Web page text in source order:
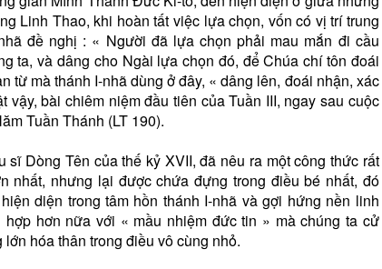
Linh Thao, khi hoàn tất việc lựa chọn, vốn có vị trí trung
đề nghị : « Người đã lựa chọn phải mau mắn đi cầu
ta, và dâng cho Ngài lựa chọn đó, để Chúa chí tôn đoái
từ mà thánh I-nhã dùng ở đây, « dâng lên, đoái nhận, xác
bài chiêm niệm đầu tiên của Tuần III, ngay sau cuộc
Tuần Thánh (LT 190).
sĩ Dòng Tên của thế kỷ XVII, đã nêu ra một công thức rất
nhất, nhưng lại được chứa đựng trong điều bé nhất, đó
diện trong tâm hồn thánh I-nhã và gợi hứng nền linh
hơn nữa với « mầu nhiệm đức tin » mà chúng ta cử
hóa thân trong điều vô cùng nhỏ.